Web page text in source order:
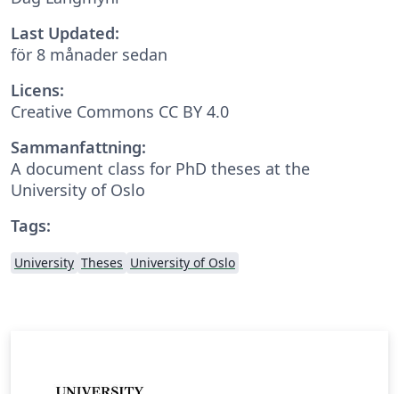
Last Updated:
för 8 månader sedan
Licens:
Creative Commons CC BY 4.0
Sammanfattning:
A document class for PhD theses at the
University of Oslo
Tags:
University Theses University of Oslo